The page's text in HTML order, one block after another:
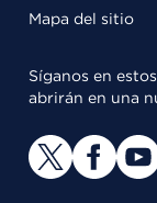
Mapa del sitio
Síganos en
abrirán en una